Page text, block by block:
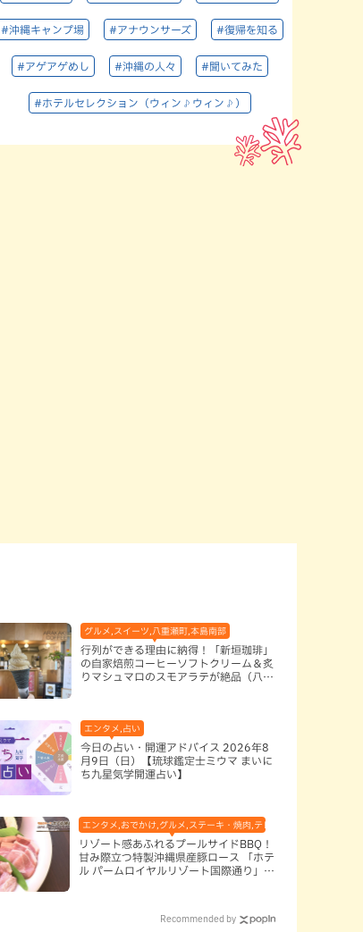
#沖縄キャンプ場 #アナウンサーズ #復帰を知る
#アゲアゲめし #沖縄の人々 #聞いてみた
#ホテルセレクション（ウィン♪ウィン♪）
グルメ,スイーツ,八重瀬町,本島南部
行列ができる理由に納得！「新垣珈琲」
の自家焙煎コーヒーソフトクリーム＆炙
りマシュマロのスモアラテが絶品（八重
エンタメ,占い
今日の占い・開運アドバイス 2026年8
月9日（日）【琉球鑑定士ミウマ まいに
ち九星気学開運占い】
エンタメ,おでかけ,グルメ,ステーキ・焼肉,テレビ,ホテル,地域,本島南
リゾート感あふれるプールサイドBBQ！
甘み際立つ特製沖縄県産豚ロース 「ホテ
ル パームロイヤルリゾート国際通り」
Recommended by